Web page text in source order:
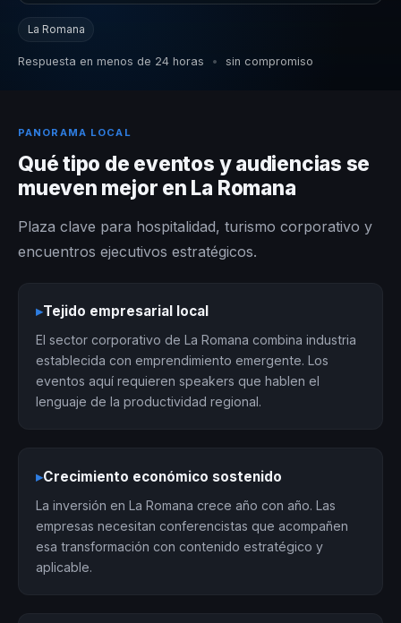
La Romana
Respuesta en menos de 24 horas • sin compromiso
PANORAMA LOCAL
Qué tipo de eventos y audiencias se
mueven mejor en La Romana
Plaza clave para hospitalidad, turismo corporativo y
encuentros ejecutivos estratégicos.
▸Tejido empresarial local
El sector corporativo de La Romana combina industria
establecida con emprendimiento emergente. Los
eventos aquí requieren speakers que hablen el
lenguaje de la productividad regional.
▸Crecimiento económico sostenido
La inversión en La Romana crece año con año. Las
empresas necesitan conferencistas que acompañen
esa transformación con contenido estratégico y
aplicable.